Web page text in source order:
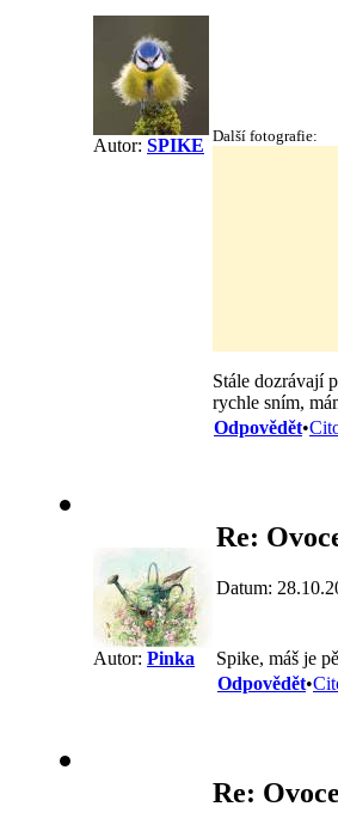
Autor: SPIKE Další fotografie:
Stále dozrávají
rychle sním,
Odpovědět•
Autor: Pinka
Re:
Datum:
Spike, máš je
Odpovědět•
Re: